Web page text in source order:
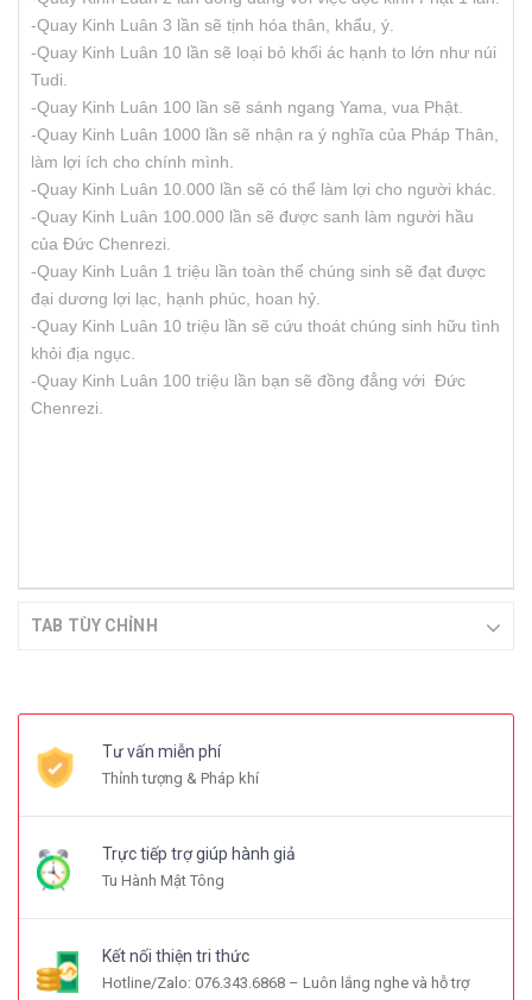
-Quay Kinh Luân 3 lần sẽ tịnh hóa thân, khẩu, ý.
-Quay Kinh Luân 10 lần sẽ loại bỏ khối ác hạnh to lớn như núi
Tudi.
-Quay Kinh Luân 100 lần sẽ sánh ngang Yama, vua Phật.
-Quay Kinh Luân 1000 lần sẽ nhận ra ý nghĩa của Pháp Thân,
làm lợi ích cho chính mình.
-Quay Kinh Luân 10.000 lần sẽ có thể làm lợi cho người khác.
-Quay Kinh Luân 100.000 lần sẽ được sanh làm người hầu
của Đức Chenrezi.
-Quay Kinh Luân 1 triệu lần toàn thể chúng sinh sẽ đạt được
đại dương lợi lạc, hạnh phúc, hoan hỷ.
-Quay Kinh Luân 10 triệu lần sẽ cứu thoát chúng sinh hữu tình
khỏi địa ngục.
-Quay Kinh Luân 100 triệu lần bạn sẽ đồng đẳng với Đức
Chenrezi.
TAB TÙY CHỈNH
Tư vấn miễn phí
Thỉnh tượng & Pháp khí
Trực tiếp trợ giúp hành giả
Tu Hành Mật Tông
Kết nối thiện tri thức
Hotline/Zalo: 076.343.6868 – Luôn lắng nghe và hỗ trợ